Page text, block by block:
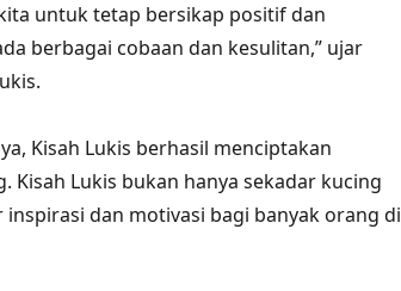
untuk tetap bersikap positif dan
berbagai cobaan dan kesulitan,” ujar
Kisah Lukis berhasil menciptakan
Kisah Lukis bukan hanya sekadar kucing
dan motivasi bagi banyak orang di